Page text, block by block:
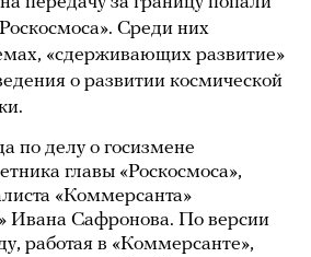
Среди них
«сдерживающих развитие»
о развитии космической
по делу о госизмене
главы «Роскосмоса»,
«Коммерсанта»
Ивана Сафронова. По версии
работая в «Коммерсанте»,